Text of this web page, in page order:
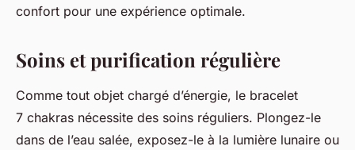
confort pour une expérience optimale.
Soins et purification régulière
Comme tout objet chargé d’énergie, le bracelet
7 chakras nécessite des soins réguliers. Plongez-le
dans de l’eau salée, exposez-le à la lumière lunaire ou